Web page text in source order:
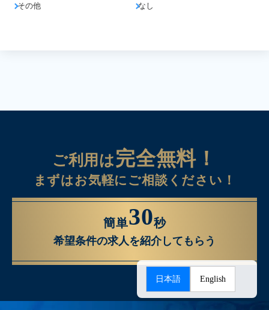
日本語 English
その他 なし
ご利用は完全無料！
まずはお気軽にご相談ください！
簡単30秒
希望条件の求人を紹介してもらう